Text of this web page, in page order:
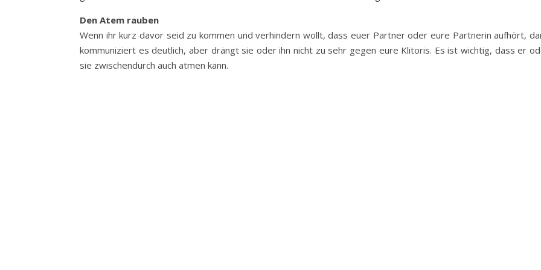
Den Atem rauben
Wenn ihr kurz davor seid zu kommen und verhindern wollt, dass euer Partner oder eure Partnerin aufhört,
kommuniziert es deutlich, aber drängt sie oder ihn nicht zu sehr gegen eure Klitoris. Es ist wichtig, dass er
sie zwischendurch auch atmen kann.